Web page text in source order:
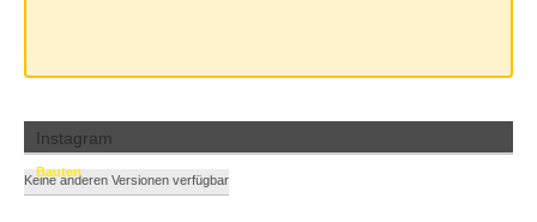
Instagram
Bauten
Keine anderen Versionen verfügbar